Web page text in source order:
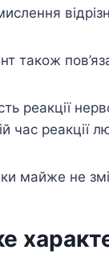
також
реакції
час реакції
майже не